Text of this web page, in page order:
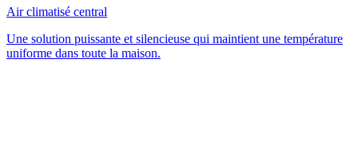
Air climatisé central
Une solution puissante et silencieuse qui maintient une température
uniforme dans toute la maison.